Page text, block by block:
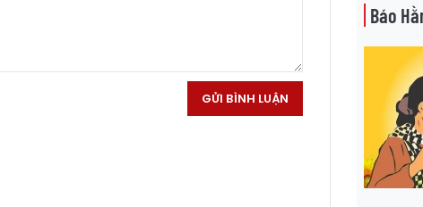
GỬI BÌNH LUẬN
Báo